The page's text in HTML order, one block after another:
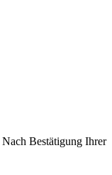
Nach Bestätigung Ihrer